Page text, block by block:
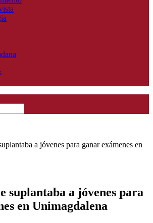
a jóvenes para ganar exámenes en
suplantaba a jóvenes para
en Unimagdalena